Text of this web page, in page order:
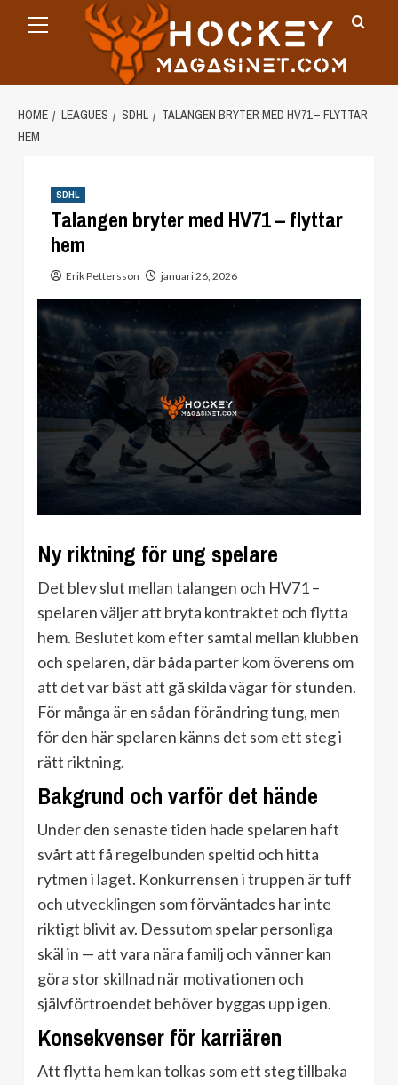
Menu
HOME LEAGUES SDHL
TALANGEN BRYTER MED HV71 – FLYTTAR
HEM
SDHL
Talangen bryter med HV71 – flyttar
hem
Erik Pettersson januari 26, 2026
Ny riktning för ung spelare
Det blev slut mellan talangen och HV71 –
spelaren väljer att bryta kontraktet och flytta
hem. Beslutet kom efter samtal mellan klubben
och spelaren, där båda parter kom överens om
att det var bäst att gå skilda vägar för stunden.
För många är en sådan förändring tung, men
för den här spelaren känns det som ett steg i
rätt riktning.
Bakgrund och varför det hände
Under den senaste tiden hade spelaren haft
svårt att få regelbunden speltid och hitta
rytmen i laget. Konkurrensen i truppen är tuff
och utvecklingen som förväntades har inte
riktigt blivit av. Dessutom spelar personliga
skäl in — att vara nära familj och vänner kan
göra stor skillnad när motivationen och
självförtroendet behöver byggas upp igen.
Konsekvenser för karriären
Att flytta hem kan tolkas som ett steg tillbaka